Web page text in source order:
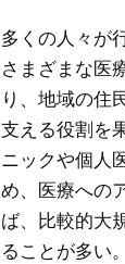
多くの人々が
さまざまな医
り、地域の住
支える役割を
ニックや個人
め、医療への
ば、比較的大
ることが多い